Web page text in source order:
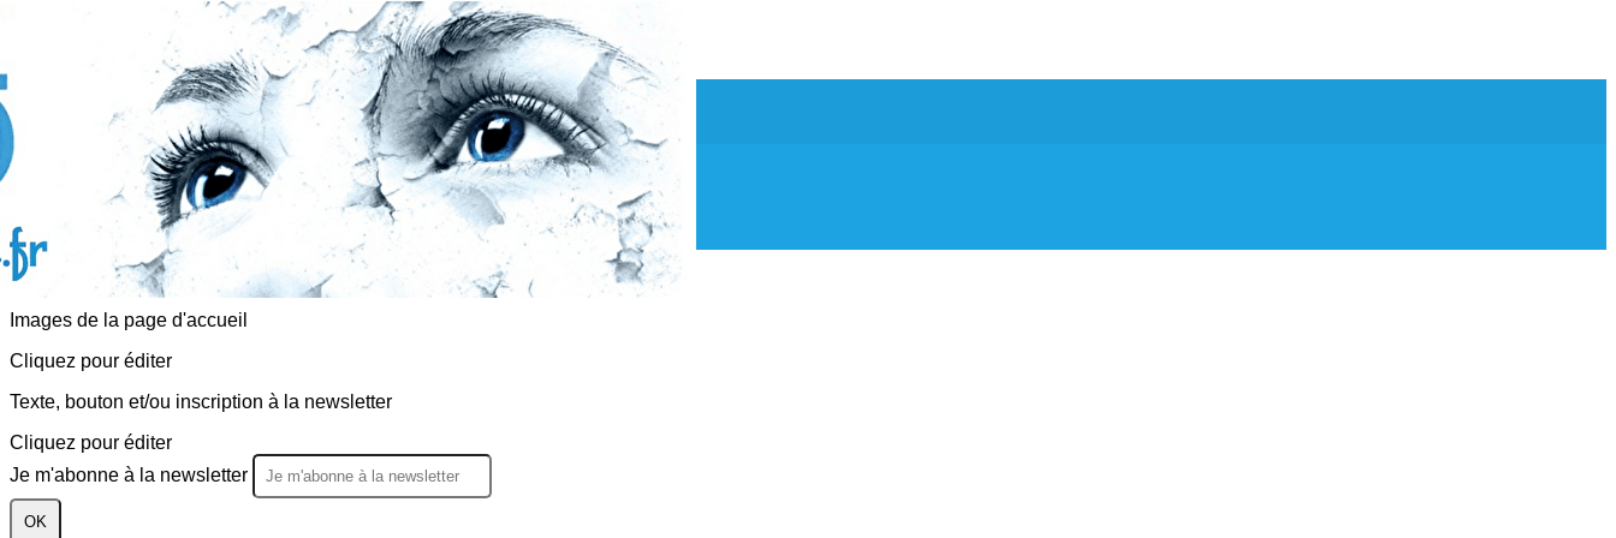
Exporter les lignes sélectionnées
Exporter toutes les colonnes
Exporter uniquement les colonnes affichées
Menu
<
Actualités
Evènements
?>
Images de la page d'accueil
Cliquez pour éditer
Texte, bouton et/ou inscription à la newsletter
Cliquez pour éditer
Je m'abonne à la newsletter
OK